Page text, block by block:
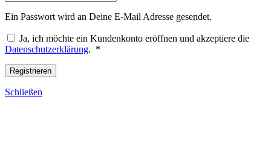
Ein Passwort wird an Deine E-Mail Adresse gesendet.
Ja, ich möchte ein Kundenkonto eröffnen und akzeptiere die
Datenschutzerklärung. *
Registrieren
Schließen